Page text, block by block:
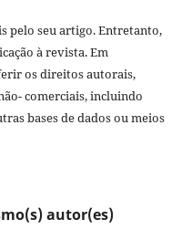
pelo seu artigo. Entretanto,
à revista. Em
os direitos autorais,
comerciais, incluindo
bases de dados ou meios
autor(es)